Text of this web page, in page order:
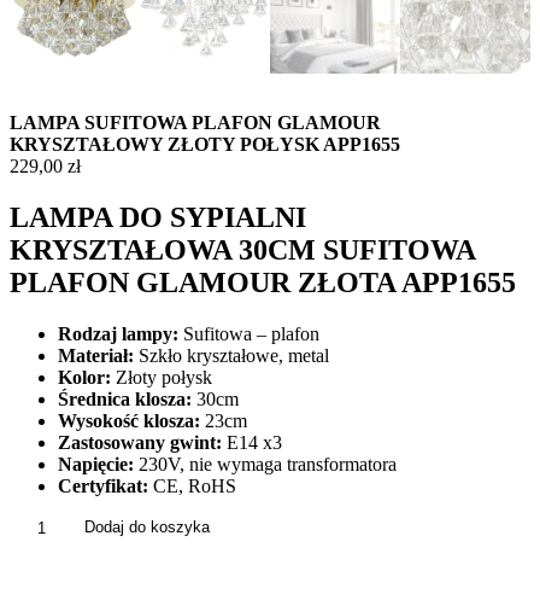
LAMPA SUFITOWA PLAFON GLAMOUR
KRYSZTAŁOWY ZŁOTY POŁYSK APP1655
229,00 zł
LAMPA DO SYPIALNI
KRYSZTAŁOWA 30CM SUFITOWA
PLAFON GLAMOUR ZŁOTA APP1655
Rodzaj lampy: Sufitowa – plafon
Materiał: Szkło kryształowe, metal
Kolor: Złoty połysk
Średnica klosza: 30cm
Wysokość klosza: 23cm
Zastosowany gwint: E14 x3
Napięcie: 230V, nie wymaga transformatora
Certyfikat: CE, RoHS
ilość
Dodaj do koszyka